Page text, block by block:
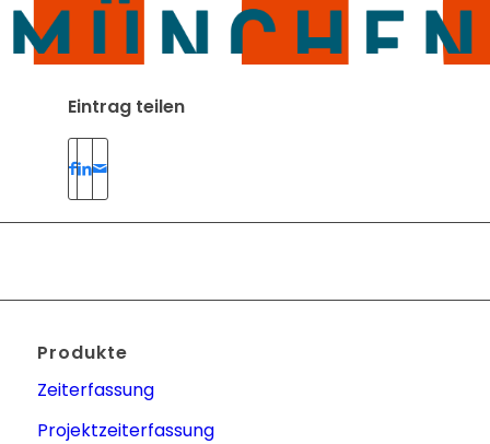
Eintrag teilen
Produkte
Zeiterfassung
Projektzeiterfassung